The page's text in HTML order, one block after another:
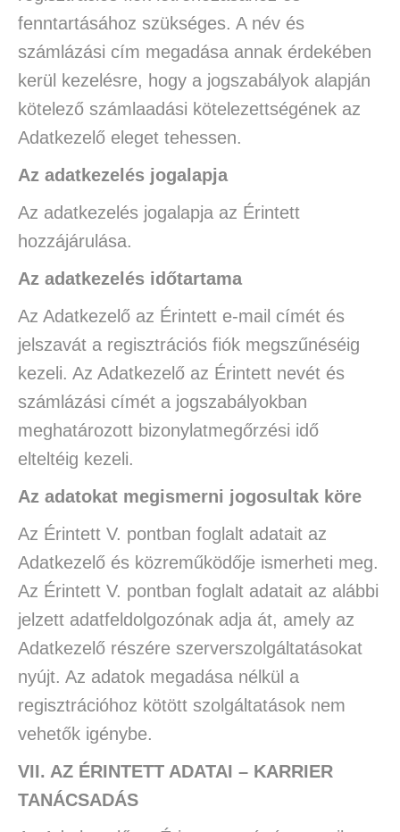
fenntartásához szükséges. A név és
számlázási cím megadása annak érdekében
kerül kezelésre, hogy a jogszabályok alapján
kötelező számlaadási kötelezettségének az
Adatkezelő eleget tehessen.
Az adatkezelés jogalapja
Az adatkezelés jogalapja az Érintett
hozzájárulása.
Az adatkezelés időtartama
Az Adatkezelő az Érintett e-mail címét és
jelszavát a regisztrációs fiók megszűnéséig
kezeli. Az Adatkezelő az Érintett nevét és
számlázási címét a jogszabályokban
meghatározott bizonylatmegőrzési idő
elteltéig kezeli.
Az adatokat megismerni jogosultak köre
Az Érintett V. pontban foglalt adatait az
Adatkezelő és közreműködője ismerheti meg.
Az Érintett V. pontban foglalt adatait az alábbi
jelzett adatfeldolgozónak adja át, amely az
Adatkezelő részére szerverszolgáltatásokat
nyújt. Az adatok megadása nélkül a
regisztrációhoz kötött szolgáltatások nem
vehetők igénybe.
VII. AZ ÉRINTETT ADATAI – KARRIER
TANÁCSADÁS